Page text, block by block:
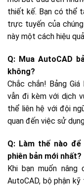
thiết kế. Bạn có thể
trực tuyến của
này một cách hiệu
Q: Mua AutoCAD
không?
Chắc chắn! Bảng
vẫn đi kèm với dịch
thể liên hệ với đội
quan đến việc sử
Q: Làm thế nào để
phiên bản mới nhất?
Khi bạn muốn
AutoCAD, bộ phận